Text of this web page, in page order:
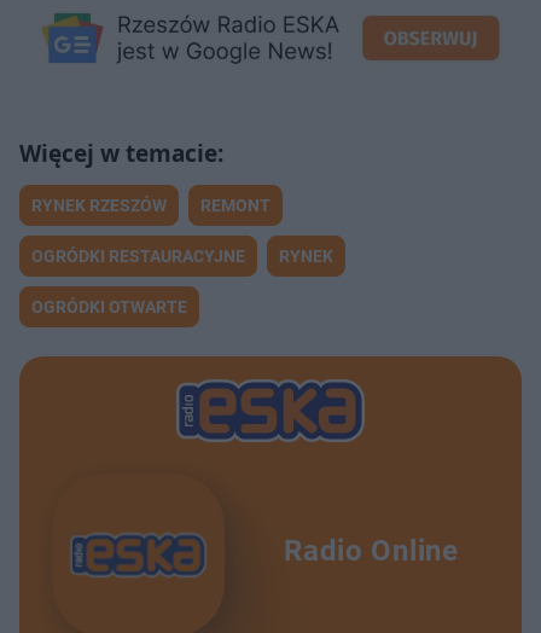
RYNEK RZESZÓW REMONT
OGRÓDKI RESTAURACYJNE RYNEK
OGRÓDKI OTWARTE
Radio Online